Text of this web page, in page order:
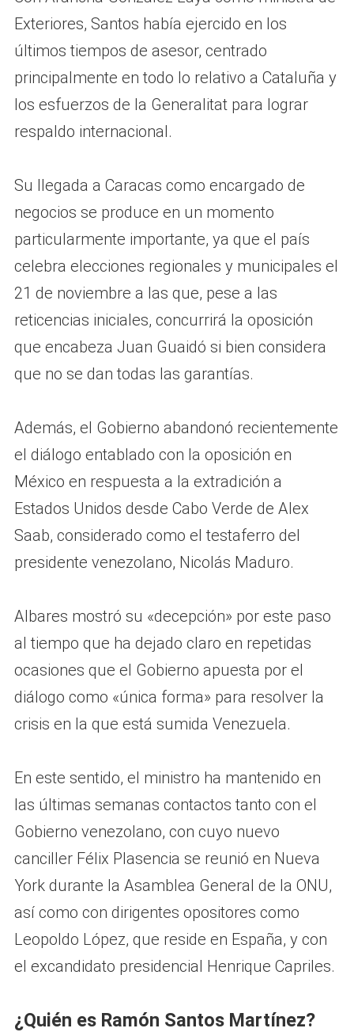
Exteriores, Santos había ejercido en los
últimos tiempos de asesor, centrado
principalmente en todo lo relativo a Cataluña y
los esfuerzos de la Generalitat para lograr
respaldo internacional.
Su llegada a Caracas como encargado de
negocios se produce en un momento
particularmente importante, ya que el país
celebra elecciones regionales y municipales el
21 de noviembre a las que, pese a las
reticencias iniciales, concurrirá la oposición
que encabeza Juan Guaidó si bien considera
que no se dan todas las garantías.
Además, el Gobierno abandonó recientemente
el diálogo entablado con la oposición en
México en respuesta a la extradición a
Estados Unidos desde Cabo Verde de Alex
Saab, considerado como el testaferro del
presidente venezolano, Nicolás Maduro.
Albares mostró su «decepción» por este paso
al tiempo que ha dejado claro en repetidas
ocasiones que el Gobierno apuesta por el
diálogo como «única forma» para resolver la
crisis en la que está sumida Venezuela.
En este sentido, el ministro ha mantenido en
las últimas semanas contactos tanto con el
Gobierno venezolano, con cuyo nuevo
canciller Félix Plasencia se reunió en Nueva
York durante la Asamblea General de la ONU,
así como con dirigentes opositores como
Leopoldo López, que reside en España, y con
el excandidato presidencial Henrique Capriles.
¿Quién es Ramón Santos Martínez?